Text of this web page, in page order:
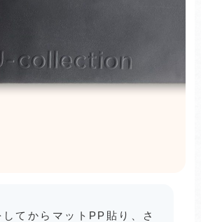
てからマットPP貼り、さ